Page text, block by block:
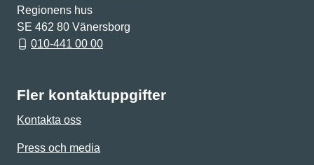
Regionens hus
SE 462 80 Vänersborg
010-441 00 00
Fler kontaktuppgifter
Kontakta oss
Press och media